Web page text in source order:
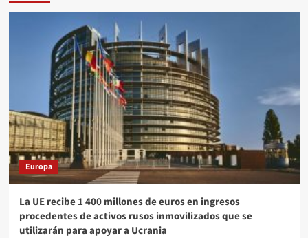
Europa
La UE recibe 1 400 millones de euros en ingresos
procedentes de activos rusos inmovilizados que se
utilizarán para apoyar a Ucrania